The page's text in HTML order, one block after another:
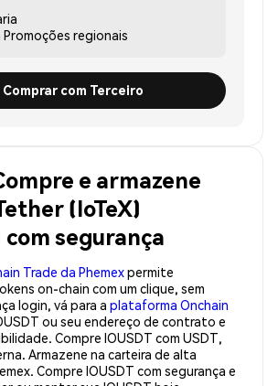
Promoções regionais
Comprar com Terceiro
e armazene
(IoTeX)
com segurança
Trade da Phemexpermite
on-chain com um clique, sem
login, vá para a plataforma Onchain
ou seu endereço de contrato e
Compre IOUSDT com USDT,
Armazene na carteira de alta
Compre IOUSDT com segurança e